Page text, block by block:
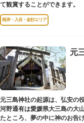
て観賞することができます。
根岸・入谷・金杉エリア
元
元三島神社の起源は、弘安の
河野通有は愛媛県大三島の大
たところ、夢の中に神のお告